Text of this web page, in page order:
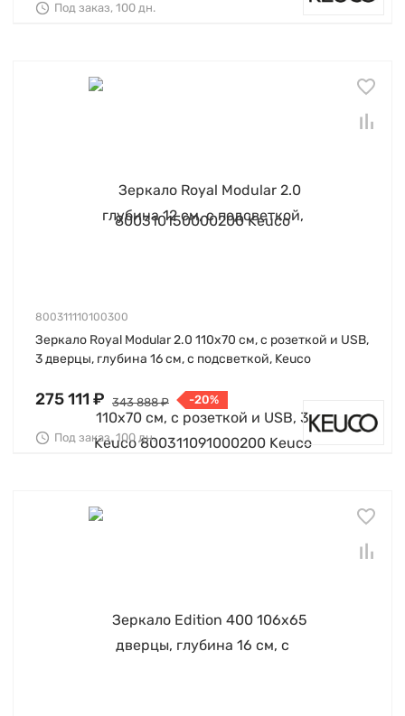
Под заказ, 100 дн.
800311110100300
Зеркало Royal Modular 2.0 110х70 см, с розеткой и USB,
3 дверцы, глубина 16 см, с подсветкой, Keuco
275 111 ₽ 343 888 ₽ -20%
Под заказ, 100 дн.